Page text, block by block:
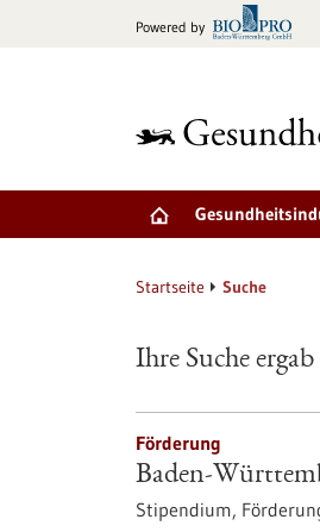
Powered by
Startseite Suche
Ihre Suche
Förderung
Baden-
Stipendium,